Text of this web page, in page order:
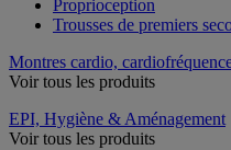
Proprioception
Trousses de premiers
Montres cardio,
Voir tous les produits
EPI, Hygiène & Aménagement
Voir tous les produits